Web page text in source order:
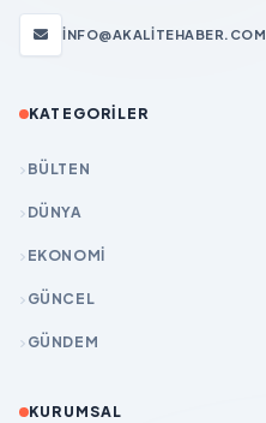
INFO@AKALITEHABER.COM
KATEGORILER
BÜLTEN
DÜNYA
EKONOMİ
GÜNCEL
GÜNDEM
KURUMSAL